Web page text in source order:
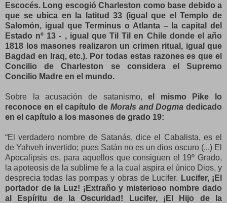
Escocés. Long escogió Charleston como base debido a
que se ubica en la latitud 33 (igual que el Templo de
Salomón, igual que Terminus o Atlanta – la capital del
Estado nº 13 - , igual que Til Til en Chile donde el año
1818 los masones realizaron un crimen ritual, igual que
Bagdad en Iraq, etc.). Por todas estas razones es que el
Concilio de Charleston se considera el Supremo
Concilio Madre en el mundo.
Sobre la acusación de satanismo,el mismo Pike lo
reconoce en el capítulo de Morals and Dogma dedicado
en el capítulo a los masones de grado 19:
“El verdadero nombre de Satanás, dice el Cabalista, es el
de Yahveh invertido; pues Satán no es un dios oscuro (...) El
Apocalipsis es, para aquellos que consiguen el 19º Grado,
la apoteosis de la sublime fe a la cual aspira el único Dios, y
desprecia todas las pompas y obras de Lucifer. Lucifer, ¡El
portador de la Luz! ¡Extraño y misterioso nombre dado
al Espíritu de la Oscuridad! Lucifer, ¡El Hijo de la